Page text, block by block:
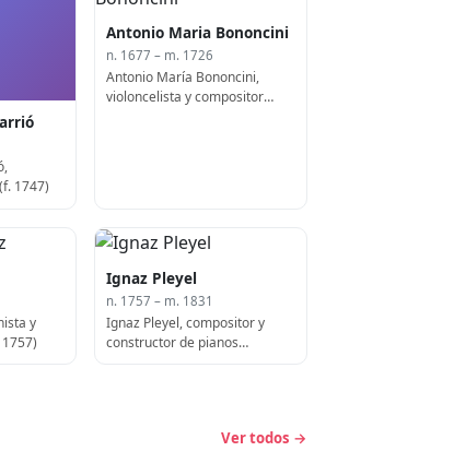
1747)
Antonio Maria Bononcini
n. 1677 – m. 1726
Antonio María Bononcini,
violoncelista y compositor
y
Ignaz Pleyel
n. 1757 – m. 1831
Ignaz Pleyel, compositor y
constructor de pianos
Ver todos →